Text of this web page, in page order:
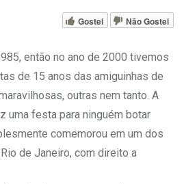
Email
Gostei Não Gostei
então no ano de 2000 tivemos
de 15 anos das amiguinhas de
outras nem tanto. A
uma festa para ninguém botar
comemorou em um dos
de Janeiro, com direito a